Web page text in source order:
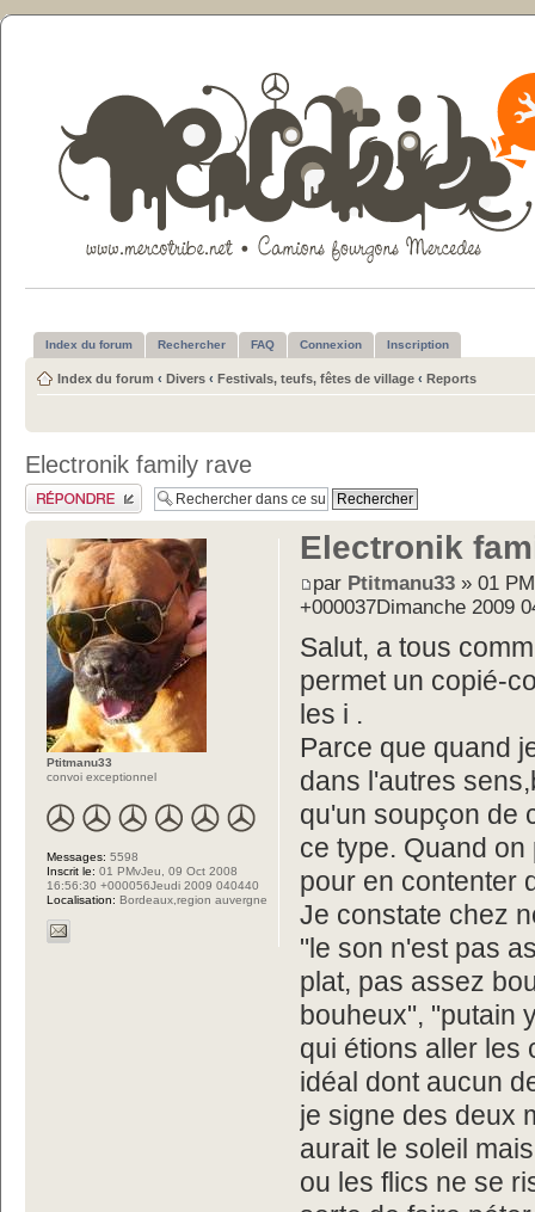
Index du forum Rechercher FAQ Connexion Inscription
Index du forum ‹ Divers ‹ Festivals, teufs, fêtes de village ‹ Reports
Electronik family rave
Publier une réponse
Electronik
par Ptitmanu33 » 01
+000037Dimanche 2009
Salut, a tous
permet un copié-
les i .
Parce que quand
dans l'autres
qu'un soupçon de
ce type. Quand
pour en contenter
Je constate chez
"le son n'est pas
plat, pas assez
bouheux", "putain
qui étions aller les
idéal dont aucun
je signe des deux
aurait le soleil
ou les flics ne se
Ptitmanu33
convoi exceptionnel
Messages: 5598
Inscrit le: 01 PMvJeu, 09 Oct 2008
16:56:30 +000056Jeudi 2009 040440
Localisation: Bordeaux,region auvergne